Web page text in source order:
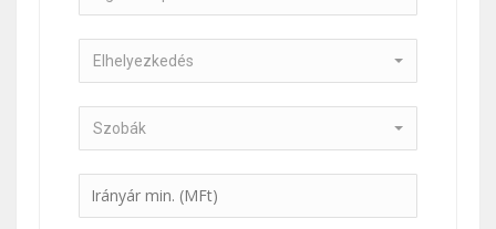
Elhelyezkedés
Szobák